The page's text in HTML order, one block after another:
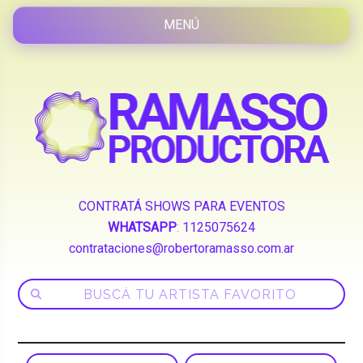
CONTRATÁ SHOWS PARA EVENTOS
WHATSAPP: 1125075624
contrataciones@robertoramasso.com.ar